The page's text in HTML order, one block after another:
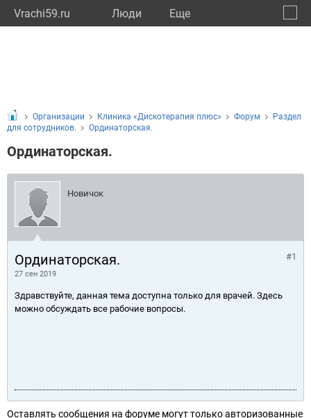
Vrachi59.ru Люди Eще
Организации Клиника «Дискотерапия плюс» Форум
Раздел
для сотрудников.
Ординаторская.
Ординаторская.
Новичок
Ординаторская.
27 сен 2019
#1
Здравствуйте, данная тема доступна только для врачей. Здесь
можно обсуждать все рабочие вопросы.
Оставлять сообщения на форуме могут только авторизованные